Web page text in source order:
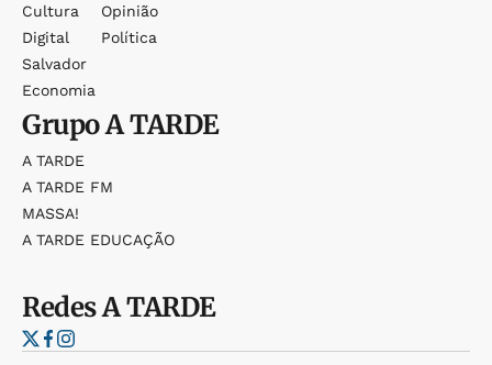
Cultura
Digital
Salvador
Economia
Opinião
Política
GrupoA TARDE
A TARDE
A TARDE FM
MASSA!
A TARDE EDUCAÇÃO
RedesA TARDE